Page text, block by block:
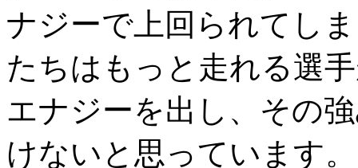
ナジーで上回られてし
たちはもっと走れる選
エナジーを出し、その
けないと思っています。